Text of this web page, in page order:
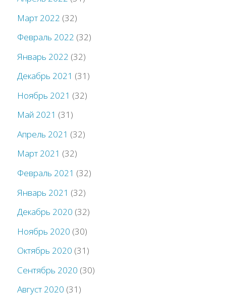
Март 2022 (32)
Февраль 2022 (32)
Январь 2022 (32)
Декабрь 2021 (31)
Ноябрь 2021 (32)
Май 2021 (31)
Апрель 2021 (32)
Март 2021 (32)
Февраль 2021 (32)
Январь 2021 (32)
Декабрь 2020 (32)
Ноябрь 2020 (30)
Октябрь 2020 (31)
Сентябрь 2020 (30)
Август 2020 (31)